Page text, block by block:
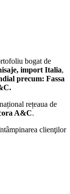
bogat de
import Italia,
precum: Fassa
rețeaua de
A&C.
clienţilor